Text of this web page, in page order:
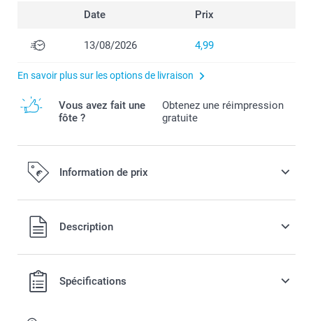
Date Prix
13/08/2026 4,99
En savoir plus sur les options de livraison
Vous avez fait une
fôte ?
Obtenez une réimpression
gratuite
Information de prix
Tous les prix sont en EURO (€), TVA incluse et hors frais de
port.
Description
Spécifications